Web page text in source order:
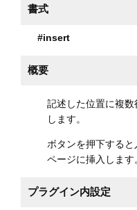
書式
#insert
概要
記述した位置に複
します。
ボタンを押下する
ページに挿入します
プラグイン内設定